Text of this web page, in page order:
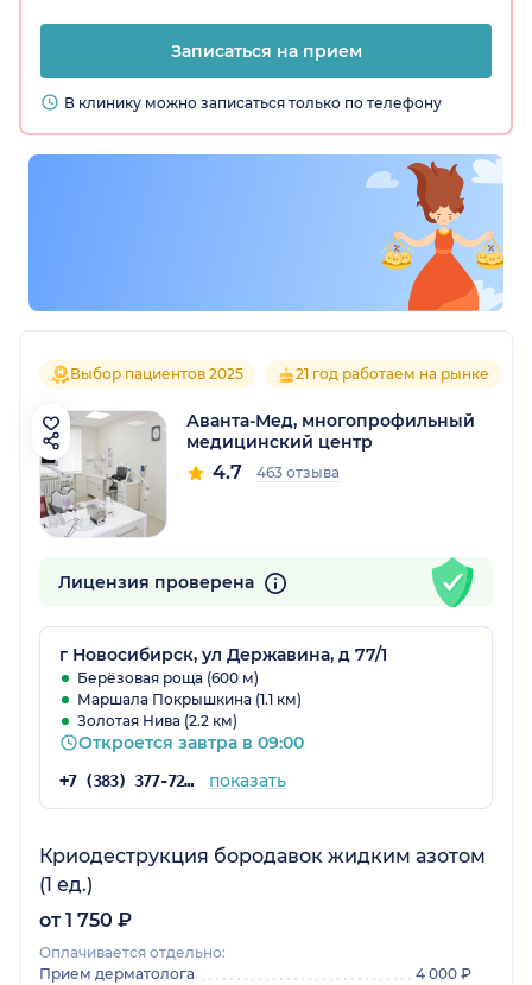
Записаться на прием
В клинику можно записаться только по телефону
Выбор пациентов 2025 21 год работаем на рынке
Аванта-Мед, многопрофильный
медицинский центр
4.7 463 отзыва
Лицензия проверена
г Новосибирск, ул Державина, д 77/1
Берёзовая роща (600 м)
Маршала Покрышкина (1.1 км)
Золотая Нива (2.2 км)
Откроется завтра в 09:00
+7 (383) 377-72-60 показать
Криодеструкция бородавок жидким азотом
(1 ед.)
от 1 750 ₽
Оплачивается отдельно:
Прием дерматолога
4 000 ₽